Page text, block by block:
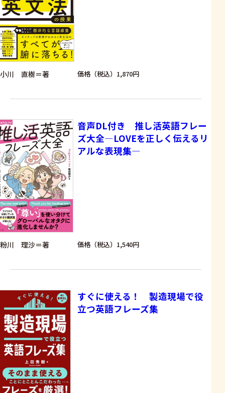
小川 直樹＝著 価格（税込）1,870円
音声DL付き 推し活英語フレー
ズ大全―LOVEを正しく伝えるリ
アルな表現集―
粉川 理沙＝著 価格（税込）1,540円
すぐに使える！ 製造現場で役
立つ英語フレーズ集